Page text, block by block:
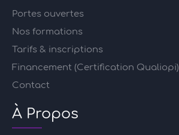
Portes ouvertes
Nos formations
Tarifs & inscriptions
Financement (Certification Qualiopi)
Contact
À Propos